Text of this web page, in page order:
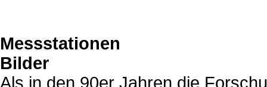
Messstationen
Bilder
Als in den 90er Jahren die